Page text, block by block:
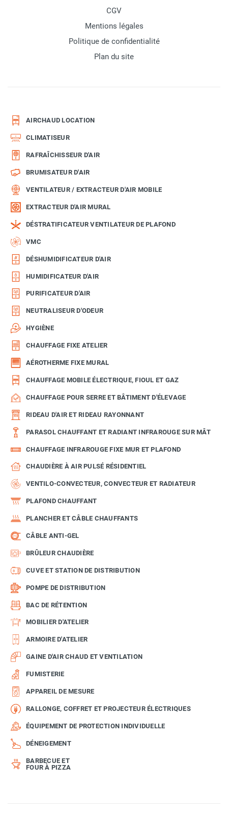
CGV
Mentions légales
Politique de confidentialité
Plan du site
AIRCHAUD LOCATION
CLIMATISEUR
RAFRAÎCHISSEUR D'AIR
BRUMISATEUR D'AIR
VENTILATEUR / EXTRACTEUR D'AIR MOBILE
EXTRACTEUR D'AIR MURAL
DÉSTRATIFICATEUR VENTILATEUR DE PLAFOND
VMC
DÉSHUMIDIFICATEUR D'AIR
HUMIDIFICATEUR D'AIR
PURIFICATEUR D'AIR
NEUTRALISEUR D'ODEUR
HYGIÈNE
CHAUFFAGE FIXE ATELIER
AÉROTHERME FIXE MURAL
CHAUFFAGE MOBILE ÉLECTRIQUE, FIOUL ET GAZ
CHAUFFAGE POUR SERRE ET BÂTIMENT D'ÉLEVAGE
RIDEAU D'AIR ET RIDEAU RAYONNANT
PARASOL CHAUFFANT ET RADIANT INFRAROUGE SUR MÂT
CHAUFFAGE INFRAROUGE FIXE MUR ET PLAFOND
CHAUDIÈRE À AIR PULSÉ RÉSIDENTIEL
VENTILO-CONVECTEUR, CONVECTEUR ET RADIATEUR
PLAFOND CHAUFFANT
PLANCHER ET CÂBLE CHAUFFANTS
CÂBLE ANTI-GEL
BRÛLEUR CHAUDIÈRE
CUVE ET STATION DE DISTRIBUTION
POMPE DE DISTRIBUTION
BAC DE RÉTENTION
MOBILIER D'ATELIER
ARMOIRE D'ATELIER
GAINE D'AIR CHAUD ET VENTILATION
FUMISTERIE
APPAREIL DE MESURE
RALLONGE, COFFRET ET PROJECTEUR ÉLECTRIQUES
ÉQUIPEMENT DE PROTECTION INDIVIDUELLE
DÉNEIGEMENT
BARBECUE ET
FOUR À PIZZA